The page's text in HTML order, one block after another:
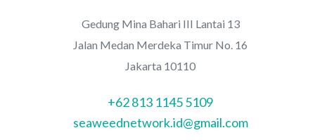
Gedung Mina Bahari III Lantai 13
Jalan Medan Merdeka Timur No. 16
Jakarta 10110
+62 813 1145 5109
seaweednetwork.id@gmail.com